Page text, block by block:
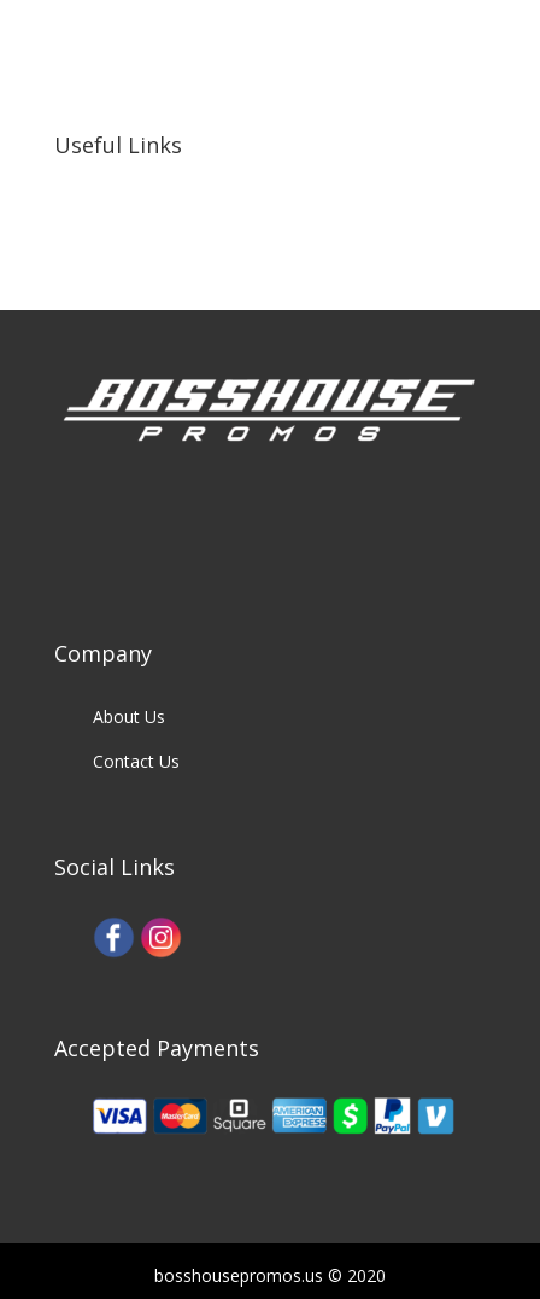
Useful Links
Company
About Us
Contact Us
Social Links
Accepted Payments
bosshousepromos.us © 2020